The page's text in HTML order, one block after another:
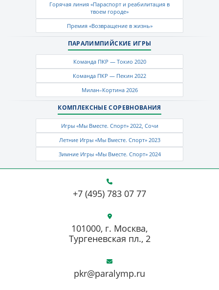
Горячая линия «Параспорт и реабилитация в
твоем городе»
Премия «Возвращение в жизнь»
ПАРАЛИМПИЙСКИЕ ИГРЫ
Команда ПКР — Токио 2020
Команда ПКР — Пекин 2022
Милан–Кортина 2026
КОМПЛЕКСНЫЕ СОРЕВНОВАНИЯ
Игры «Мы Вместе. Спорт» 2022, Сочи
Летние Игры «Мы Вместе. Спорт» 2023
Зимние Игры «Мы Вместе. Спорт» 2024
+7 (495) 783 07 77
pkr@paralymp.ru
101000, г. Москва,
Тургеневская пл., 2